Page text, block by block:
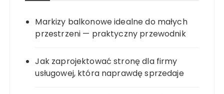
Markizy balkonowe idealne do małych
przestrzeni — praktyczny przewodnik
Jak zaprojektować stronę dla firmy
usługowej, która naprawdę sprzedaje